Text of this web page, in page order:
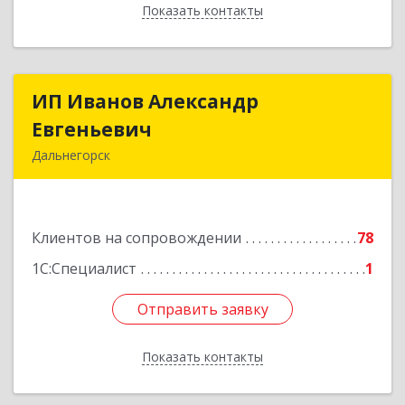
Показать контакты
Назад
ИП Иванов Александр
Евгеньевич
Дальнегорск
Клиентов на сопровождении
78
1С:Специалист
1
Отправить заявку
Показать контакты
ИП Иванов Александр
Подробнее
Отправить заявку
Назад